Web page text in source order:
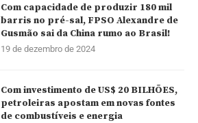
Com capacidade de produzir 180 mil
barris no pré-sal, FPSO Alexandre de
Gusmão sai da China rumo ao Brasil!
19 de dezembro de 2024
Com investimento de US$ 20 BILHÕES,
petroleiras apostam em novas fontes
de combustíveis e energia